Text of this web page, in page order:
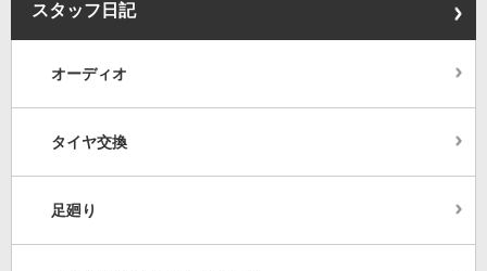
スタッフ日記
オーディオ
タイヤ交換
足廻り